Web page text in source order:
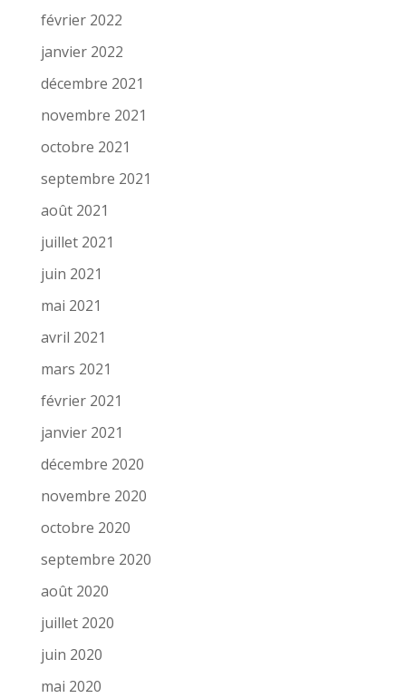
février 2022
janvier 2022
décembre 2021
novembre 2021
octobre 2021
septembre 2021
août 2021
juillet 2021
juin 2021
mai 2021
avril 2021
mars 2021
février 2021
janvier 2021
décembre 2020
novembre 2020
octobre 2020
septembre 2020
août 2020
juillet 2020
juin 2020
mai 2020